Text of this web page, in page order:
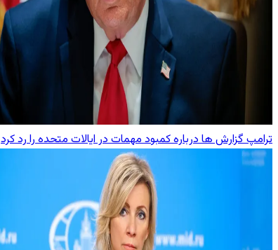
ترامپ گزارش‌ ها درباره کمبود مهمات در ایالات متحده را رد کرد